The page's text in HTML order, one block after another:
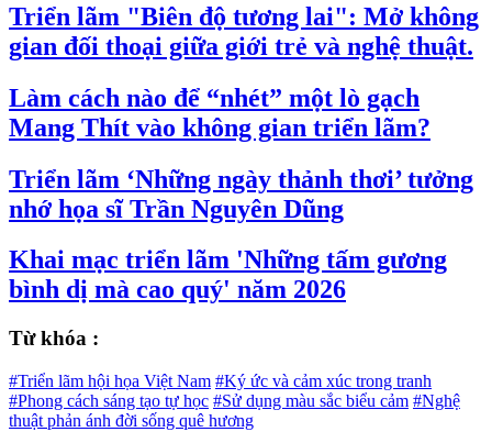
Triển lãm "Biên độ tương lai": Mở không
gian đối thoại giữa giới trẻ và nghệ thuật.
Làm cách nào để “nhét” một lò gạch
Mang Thít vào không gian triển lãm?
Triển lãm ‘Những ngày thảnh thơi’ tưởng
nhớ họa sĩ Trần Nguyên Dũng
Khai mạc triển lãm 'Những tấm gương
bình dị mà cao quý' năm 2026
Từ khóa :
#Triển lãm hội họa Việt Nam #Ký ức và cảm xúc trong tranh
#Phong cách sáng tạo tự học #Sử dụng màu sắc biểu cảm #Nghệ
thuật phản ánh đời sống quê hương